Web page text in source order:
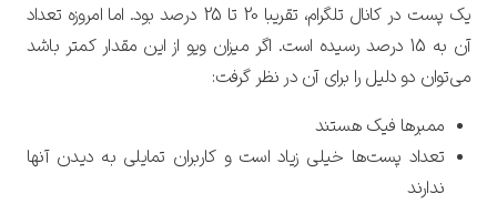
یک پست در کانال تلگرام، تقریبا 20 تا 25 درصد بود. اما امروزه تعداد
آن به 15 درصد رسیده است. اگر میزان ویو از این مقدار کمتر باشد
می‌توان دو دلیل را برای آن در نظر گرفت:
ممبرها فیک هستند
تعداد پست‌ها خیلی زیاد است و کاربران تمایلی به دیدن آنها
ندارند